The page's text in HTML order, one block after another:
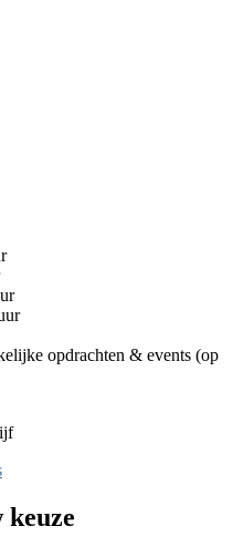
opdrachten & events (op